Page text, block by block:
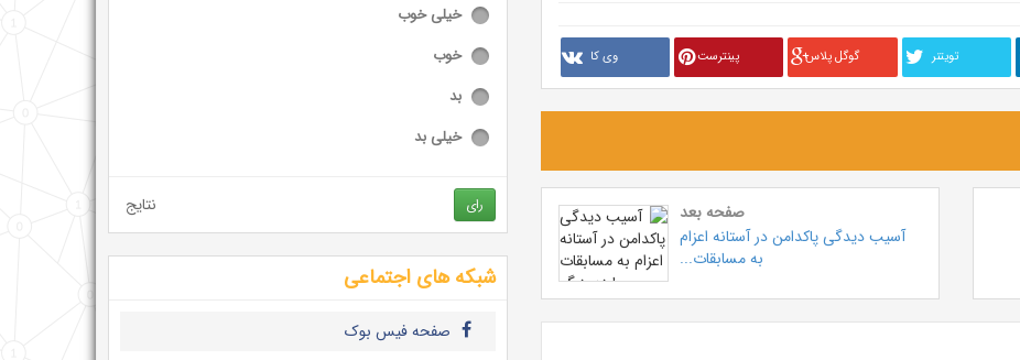
تويتنر گوگل پلاس پینترست وی کا
صفحه بعد
آسیب دیدگی پاکدامن در آستانه اعزام
به مسابقات...
خیلی خوب
خوب
بد
خیلی بد
رای نتایج
شبکه های اجتماعی
صفحه فیس بوک